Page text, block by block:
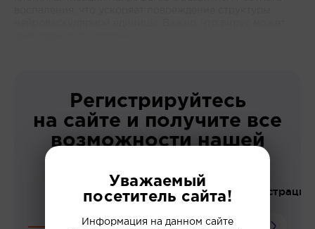
Регистрируйтесь
на сайте и получите все
возможности нашей
До регистрации
Уважаемый
посетитель сайта!
Информация на данном сайте